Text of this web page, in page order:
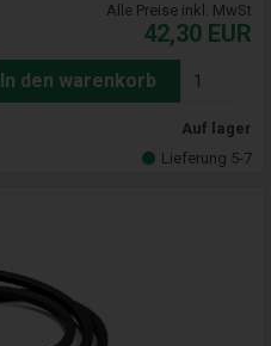
Alle Preise inkl. MwSt
42,30 EUR
In den warenkorb
Auf lager
Lieferung 5-7